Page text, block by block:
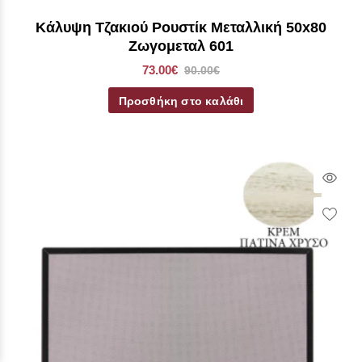
Κάλυψη Τζακιού Ρουστίκ Μεταλλική 50x80
Ζωγομεταλ 601
73.00€ 90.00€
Προσθήκη στο καλάθι